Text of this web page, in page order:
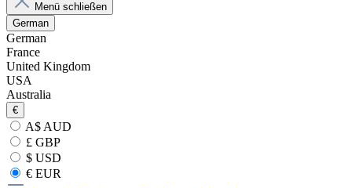
Menü schließen
German
German
France
United Kingdom
USA
Australia
€
A$ AUD
£ GBP
$ USD
€ EUR